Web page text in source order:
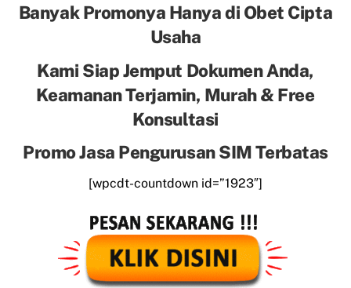
Banyak Promonya Hanya di Obet Cipta
Usaha
Kami Siap Jemput Dokumen Anda,
Keamanan Terjamin, Murah & Free
Konsultasi
Promo Jasa Pengurusan SIM Terbatas
[wpcdt-countdown id=”1923″]